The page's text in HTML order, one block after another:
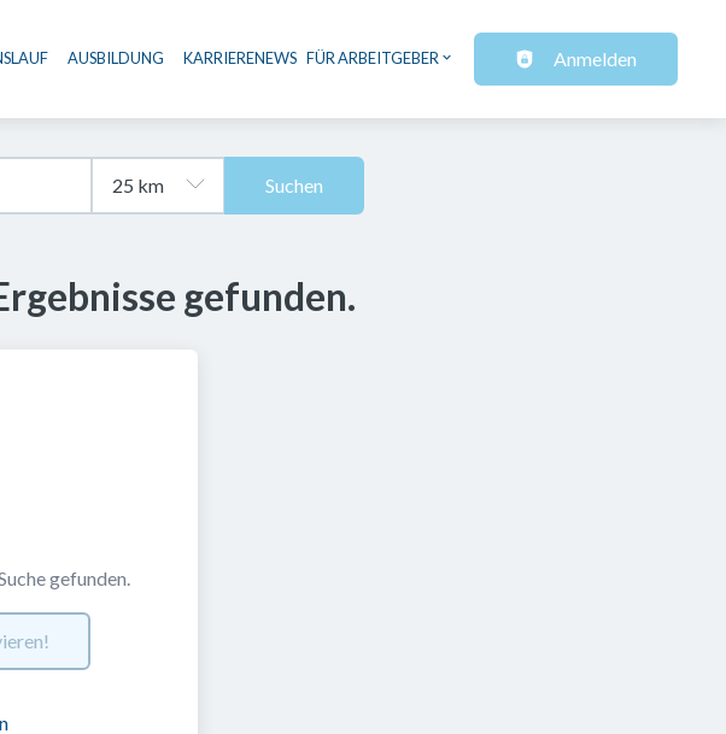
Haupt-Navigation
AUSBILDUNG KARRIERENEWS FÜR ARBEITGEBER Anmelden
Suchen
gefunden.
gefunden.